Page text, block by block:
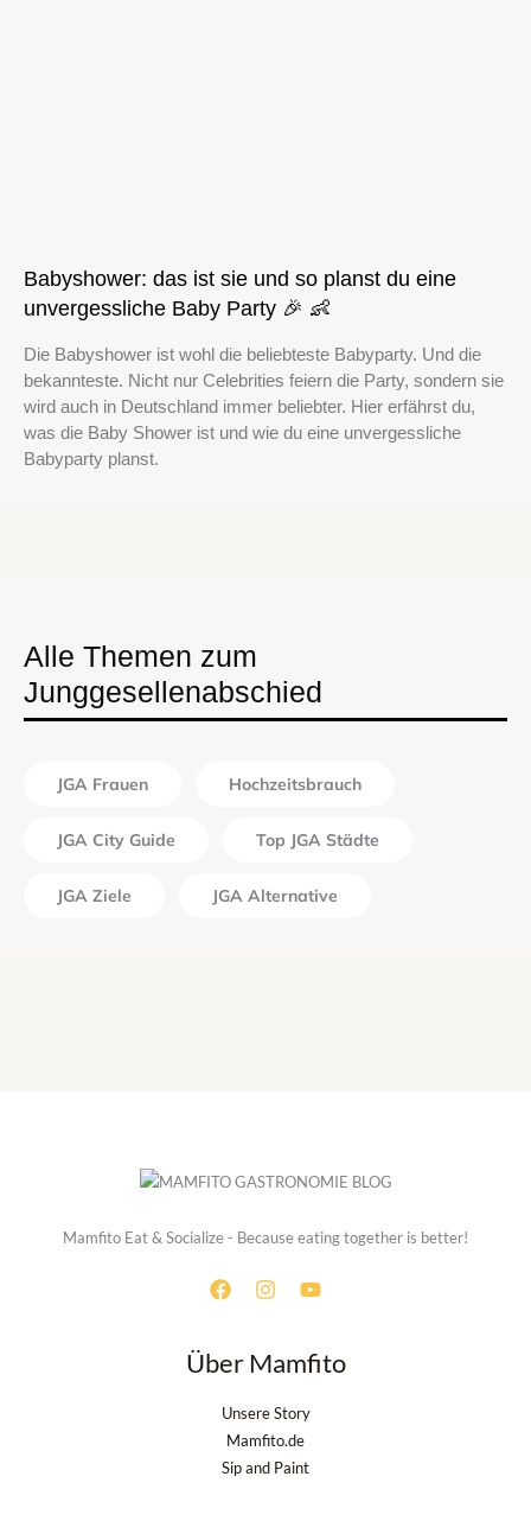
Babyshower: das ist sie und so planst du eine
unvergessliche Baby Party 🎉 👶
Die Babyshower ist wohl die beliebteste Babyparty. Und die
bekannteste. Nicht nur Celebrities feiern die Party, sondern sie
wird auch in Deutschland immer beliebter. Hier erfährst du,
was die Baby Shower ist und wie du eine unvergessliche
Babyparty planst.
Alle Themen zum
Junggesellenabschied
JGA Frauen Hochzeitsbrauch
JGA City Guide Top JGA Städte
JGA Ziele JGA Alternative
Mamfito Eat & Socialize - Because eating together is better!
Über Mamfito
Unsere Story
Mamfito.de
Sip and Paint